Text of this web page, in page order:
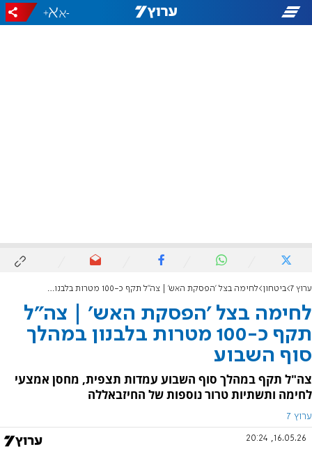
-
+
ערוץ 7 ביטחון לחימה בצל 'הפסקת האש' | צה"ל תקף כ-100 מטרות בלבנון במהלך סוף השבוע
לחימה בצל 'הפסקת האש' | צה"ל
תקף כ-100 מטרות בלבנון במהלך
סוף השבוע
צה"ל תקף במהלך סוף השבוע עמדות תצפית, מחסן אמצעי
לחימה ותשתיות טרור נוספות של החיזבאללה
ערוץ 7
16.05.26, 20:24